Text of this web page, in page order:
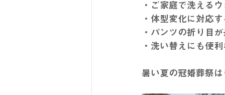
・ご家庭で洗える
・体型変化に対応
・パンツの折り目
・洗い替えにも便
暑い夏の冠婚葬祭